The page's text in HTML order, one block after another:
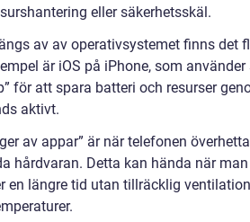
eller säkerhetsskäl.
av av operativsystemet finns det
är iOS på iPhone, som använder
för att spara batteri och resurser
aktivt.
av appar” är när telefonen
hårdvaran. Detta kan hända när
en längre tid utan tillräcklig